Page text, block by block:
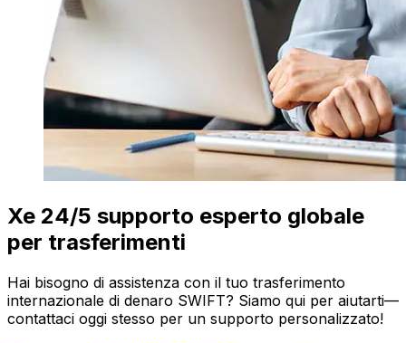
Xe 24/5 supporto esperto globale
per trasferimenti
Hai bisogno di assistenza con il tuo trasferimento
internazionale di denaro SWIFT? Siamo qui per aiutarti—
contattaci oggi stesso per un supporto personalizzato!